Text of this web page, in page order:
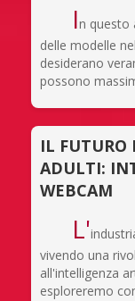
In questo
delle modelle
desiderano
possono
IL FUTURO
ADULTI:
WEBCAM
L'
vivendo una
all'intelligenza
esploreremo